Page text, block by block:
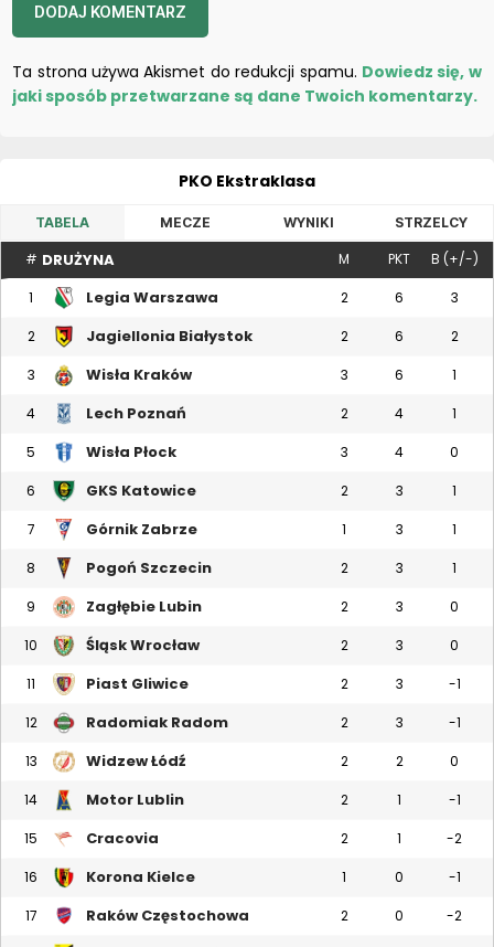
Ta strona używa Akismet do redukcji spamu. Dowiedz się, w
jaki sposób przetwarzane są dane Twoich komentarzy.
PKO Ekstraklasa
TABELA MECZE WYNIKI STRZELCY
# DRUŻYNA M PKT B (+/-)
1 Legia Warszawa 2 6 3
2 Jagiellonia Białystok 2 6 2
3 Wisła Kraków 3 6 1
4 Lech Poznań 2 4 1
5 Wisła Płock 3 4 0
6 GKS Katowice 2 3 1
7 Górnik Zabrze 1 3 1
8 Pogoń Szczecin 2 3 1
9 Zagłębie Lubin 2 3 0
10 Śląsk Wrocław 2 3 0
11 Piast Gliwice 2 3 -1
12 Radomiak Radom 2 3 -1
13 Widzew Łódź 2 2 0
14 Motor Lublin 2 1 -1
15 Cracovia 2 1 -2
16 Korona Kielce 1 0 -1
17 Raków Częstochowa 2 0 -2